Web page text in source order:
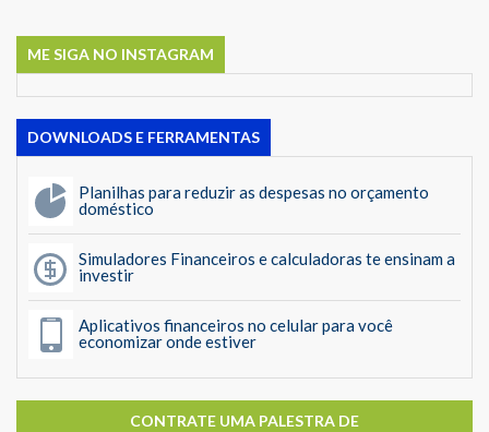
ME SIGA NO INSTAGRAM
DOWNLOADS E FERRAMENTAS
Planilhas para reduzir as despesas no orçamento
doméstico
Simuladores Financeiros e calculadoras te ensinam a
investir
Aplicativos financeiros no celular para você
economizar onde estiver
CONTRATE UMA PALESTRA DE